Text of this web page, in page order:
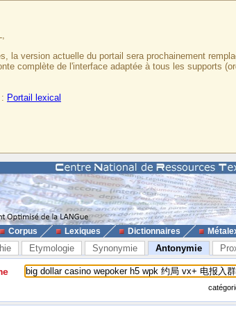
la version actuelle du portail sera prochainement
complète de l'interface adaptée à tous les supports
Portail lexical
Corpus Lexiques Dictionnaires
Etymologie Synonymie Antonymie